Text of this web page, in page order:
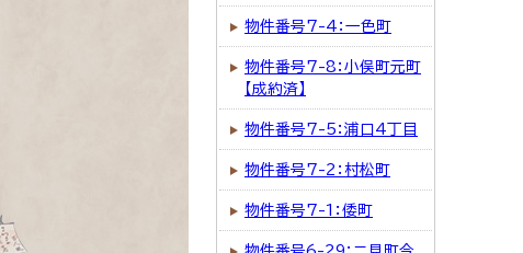
物件番号7-4：一色町
物件番号7-8：小俣町元町
【成約済】
物件番号7-5：浦口4丁目
物件番号7-2：村松町
物件番号7-1：倭町